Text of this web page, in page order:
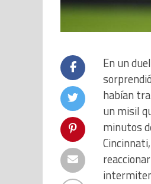
En un
habían
un misil
minutos